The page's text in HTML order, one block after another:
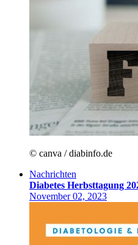
© canva / diabinfo.de
Nachrichten
Diabetes Herbsttagung
November 02, 2023